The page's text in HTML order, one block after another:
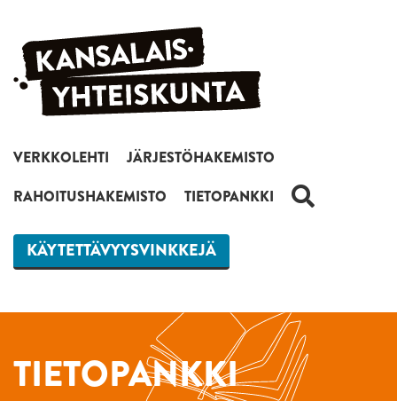
Siirry sisältöön
VERKKOLEHTI
JÄRJESTÖHAKEMISTO
RAHOITUSHAKEMISTO
TIETOPANKKI HAKU
KÄYTETTÄVYYSVINKKEJÄ
TIETOPANKKI